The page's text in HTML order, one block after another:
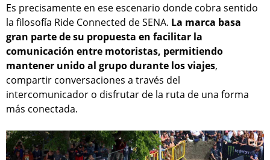
Es precisamente en ese escenario donde cobra sentido
la filosofía Ride Connected de SENA. La marca basa
gran parte de su propuesta en facilitar la
comunicación entre motoristas, permitiendo
mantener unido al grupo durante los viajes,
compartir conversaciones a través del
intercomunicador o disfrutar de la ruta de una forma
más conectada.